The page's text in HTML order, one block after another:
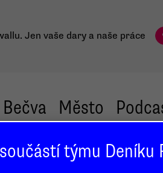
Jen vaše dary a naše práce
Bečva Město
týmu Deníku